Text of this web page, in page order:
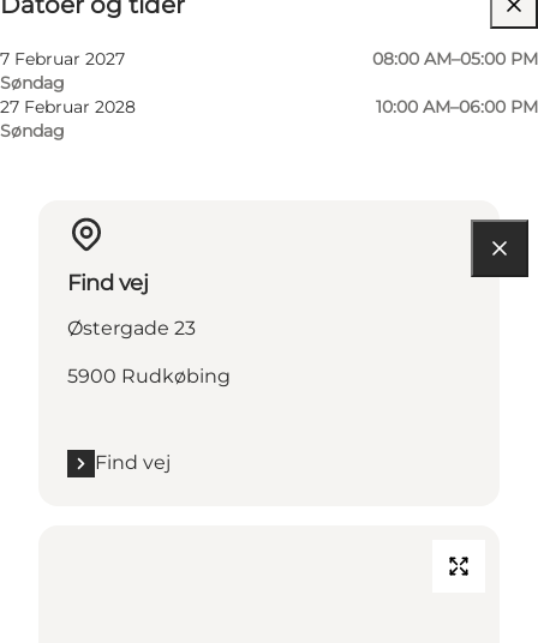
7 Februar 2027
Søndag
08:00 AM–05:00 PM
27 Februar 2028
Søndag
10:00 AM–06:00 PM
Find vej
Østergade 23
5900 Rudkøbing
Find vej